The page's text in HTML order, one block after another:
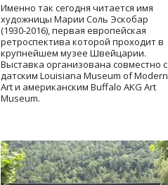
Именно так сегодня читается имя
художницы Марии Соль Эскобар
(1930-2016), первая европейская
ретроспектива которой проходит в
крупнейшем музее Швейцарии.
Выставка организована совместно с
датским Louisiana Museum of Modern
Art и американским Buffalo AKG Art
Museum.